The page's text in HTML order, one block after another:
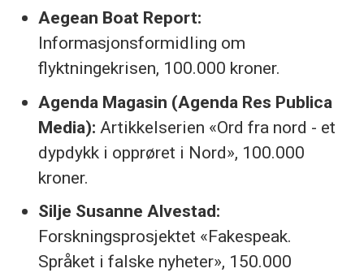
Aegean Boat Report:
Informasjonsformidling om
flyktningekrisen, 100.000 kroner.
Agenda Magasin (Agenda Res Publica
Media): Artikkelserien «Ord fra nord - et
dypdykk i opprøret i Nord», 100.000
kroner.
Silje Susanne Alvestad:
Forskningsprosjektet «Fakespeak.
Språket i falske nyheter», 150.000